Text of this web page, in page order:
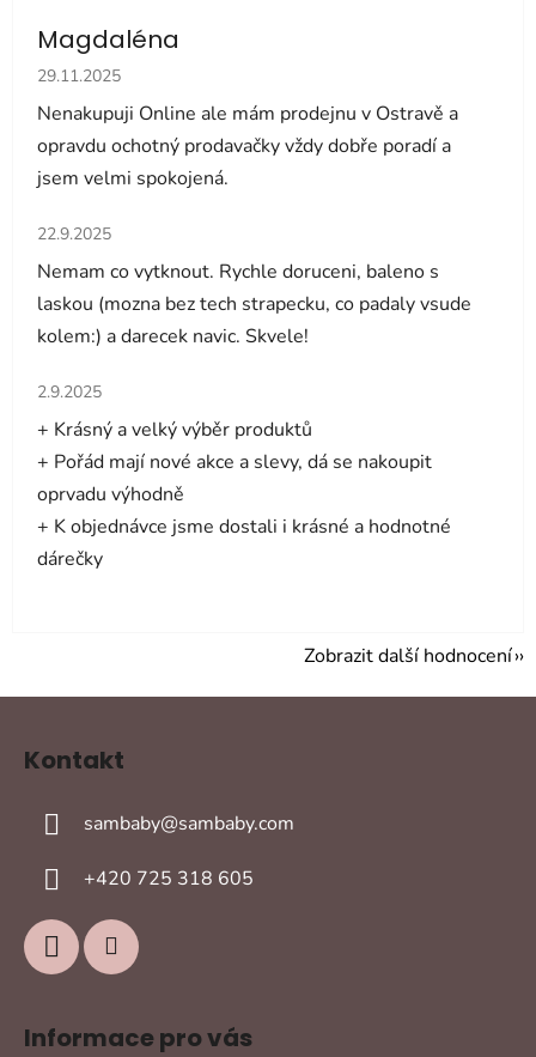
Magdaléna
Hodnocení obchodu je 5 z 5 hvězdiček.
29.11.2025
Nenakupuji Online ale mám prodejnu v Ostravě a
opravdu ochotný prodavačky vždy dobře poradí a
jsem velmi spokojená.
Hodnocení obchodu je 5 z 5 hvězdiček.
22.9.2025
Nemam co vytknout. Rychle doruceni, baleno s
laskou (mozna bez tech strapecku, co padaly vsude
kolem:) a darecek navic. Skvele!
Hodnocení obchodu je 5 z 5 hvězdiček.
2.9.2025
+ Krásný a velký výběr produktů
+ Pořád mají nové akce a slevy, dá se nakoupit
oprvadu výhodně
+ K objednávce jsme dostali i krásné a hodnotné
dárečky
Zobrazit další hodnocení
Kontakt
sambaby@sambaby.com
+420 725 318 605
Informace pro vás